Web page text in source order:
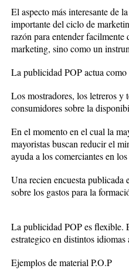
El aspecto más interesante de
importante del ciclo de
razón para entender
marketing, sino como un
La publicidad POP actua
Los mostradores, los letreros y
consumidores sobre la
En el momento en el cual la
mayoristas buscan reducir el
ayuda a los comerciantes en
Una recien encuesta
sobre los gastos para la
La publicidad POP es flexible.
estrategico en distintos
Ejemplos de material P.O.P